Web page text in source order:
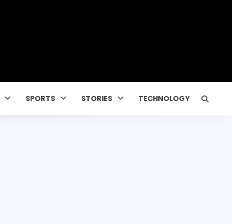
SPORTS STORIES TECHNOLOGY